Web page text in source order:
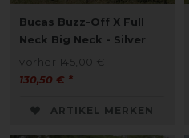
Bucas Buzz-Off X Full
Neck Big Neck - Silver
vorher 145,00 €
130,50 € *
ARTIKEL MERKEN